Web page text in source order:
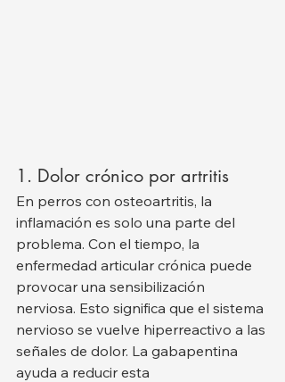
1. Dolor crónico por artritis
En perros con osteoartritis, la
inflamación es solo una parte del
problema. Con el tiempo, la
enfermedad articular crónica puede
provocar una sensibilización
nerviosa. Esto significa que el sistema
nervioso se vuelve hiperreactivo a las
señales de dolor. La gabapentina
ayuda a reducir esta